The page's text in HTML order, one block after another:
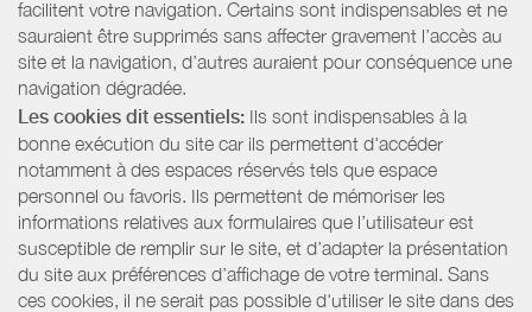
facilitent votre navigation. Certains sont indispensables et ne
sauraient être supprimés sans affecter gravement l’accès au
site et la navigation, d’autres auraient pour conséquence une
navigation dégradée.
Les cookies dit essentiels: Ils sont indispensables à la
bonne exécution du site car ils permettent d'accéder
notamment à des espaces réservés tels que espace
personnel ou favoris. Ils permettent de mémoriser les
informations relatives aux formulaires que l’utilisateur est
susceptible de remplir sur le site, et d’adapter la présentation
du site aux préférences d’affichage de votre terminal. Sans
ces cookies, il ne serait pas possible d'utiliser le site dans des